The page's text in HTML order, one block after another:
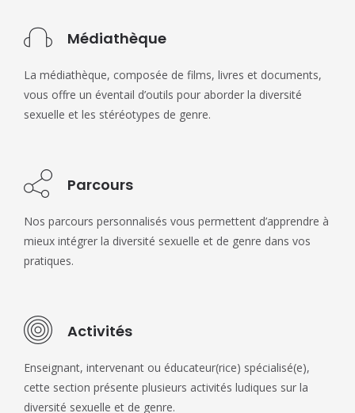
Médiathèque
La médiathèque, composée de films, livres et documents,
vous offre un éventail d’outils pour aborder la diversité
sexuelle et les stéréotypes de genre.
Parcours
Nos parcours personnalisés vous permettent d’apprendre à
mieux intégrer la diversité sexuelle et de genre dans vos
pratiques.
Activités
Enseignant, intervenant ou éducateur(rice) spécialisé(e),
cette section présente plusieurs activités ludiques sur la
diversité sexuelle et de genre.